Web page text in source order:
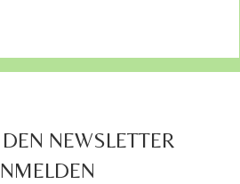
NEWSLETTER